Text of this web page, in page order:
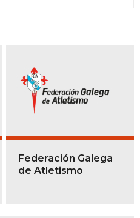
Federación Galega
de Atletismo